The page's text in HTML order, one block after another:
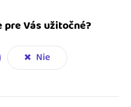
Vás užitočné?
Nie